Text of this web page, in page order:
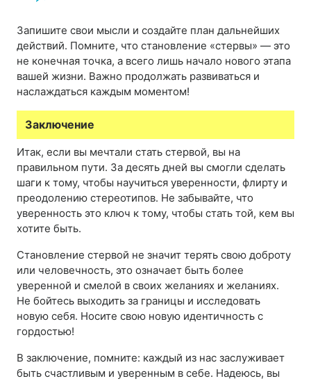
Запишите свои мысли и создайте план дальнейших
действий. Помните, что становление «стервы» — это
не конечная точка, а всего лишь начало нового этапа
вашей жизни. Важно продолжать развиваться и
наслаждаться каждым моментом!
Заключение
Итак, если вы мечтали стать стервой, вы на
правильном пути. За десять дней вы смогли сделать
шаги к тому, чтобы научиться уверенности, флирту и
преодолению стереотипов. Не забывайте, что
уверенность это ключ к тому, чтобы стать той, кем вы
хотите быть.
Становление стервой не значит терять свою доброту
или человечность, это означает быть более
уверенной и смелой в своих желаниях и желаниях.
Не бойтесь выходить за границы и исследовать
новую себя. Носите свою новую идентичность с
гордостью!
В заключение, помните: каждый из нас заслуживает
быть счастливым и уверенным в себе. Надеюсь, вы